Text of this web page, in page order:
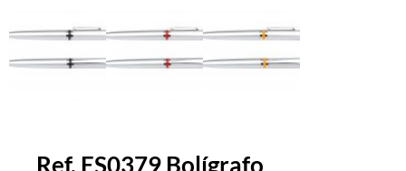
Ref. ES0379 Bolígrafo